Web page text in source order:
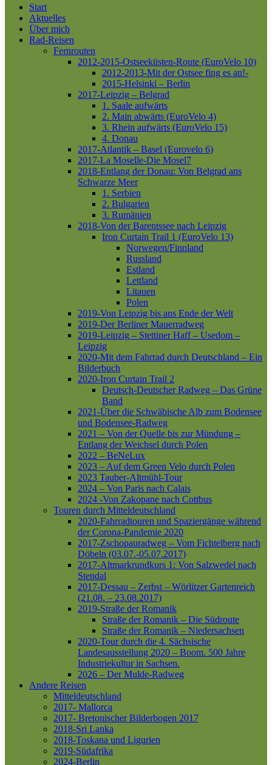
Close
Menu
Start
Aktuelles
Über mich
Rad-Reisen
Fernrouten
2012-2015-Ostseeküsten-Route (EuroVelo 10)
2012-2013-Mit der Ostsee fing es an!-
2015-Helsinki – Berlin
2017-Leipzig – Belgrad
1. Saale aufwärts
2. Main abwärts (EuroVelo 4)
3. Rhein aufwärts (EuroVelo 15)
4. Donau
2017-Atlantik – Basel (Eurovelo 6)
2017-La Moselle-Die Mosel7
2018-Entlang der Donau: Von Belgrad ans
Schwarze Meer
1. Serbien
2. Bulgarien
3. Rumänien
2018-Von der Barentssee nach Leipzig
Iron Curtain Trail 1 (EuroVelo 13)
Norwegen/Finnland
Russland
Estland
Lettland
Litauen
Polen
2019-Von Leipzig bis ans Ende der Welt
2019-Der Berliner Mauerradweg
2019-Leipzig – Stettiner Haff – Usedom –
Leipzig
2020-Mit dem Fahrrad durch Deutschland – Ein
Bilderbuch
2020-Iron Curtain Trail 2
Deutsch-Deutscher Radweg – Das Grüne
Band
2021-Über die Schwäbische Alb zum Bodensee
und Bodensee-Radweg
2021 – Von der Quelle bis zur Mündung –
Entlang der Weichsel durch Polen
2022 – BeNeLux
2023 – Auf dem Green Velo durch Polen
2023 Tauber-Altmühl-Tour
2024 – Von Paris nach Calais
2024 -Von Zakopane nach Cottbus
Touren durch Mitteldeutschland
2020-Fahrradtouren und Spaziergänge während
der Corona-Pandemie 2020
2017-Zschopauradweg – Vom Fichtelberg nach
Döbeln (03.07.-05.07.2017)
2017-Altmarkrundkurs 1: Von Salzwedel nach
Stendal
2017-Dessau – Zerbst – Wörlitzer Gartenreich
(21.08. – 23.08.2017)
2019-Straße der Romanik
Straße der Romanik – Die Südroute
Straße der Romanik – Niedersachsen
2020-Tour durch die 4. Sächsische
Landesausstellung 2020 – Boom. 500 Jahre
Industriekultur in Sachsen.
2026 – Der Mulde-Radweg
Andere Reisen
Mitteldeutschland
2017- Mallorca
2017- Bretonischer Bilderbogen 2017
2018-Sri Lanka
2018-Toskana und Ligurien
2019-Südafrika
2024-Berlin